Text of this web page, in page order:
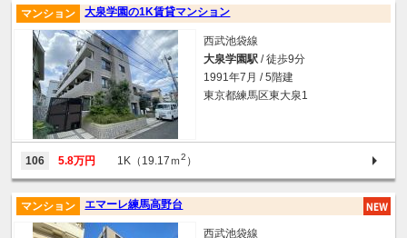
大泉学園の1K賃貸マンション
マンション
西武池袋線
大泉学園駅 / 徒歩9分
1991年7月 / 5階建
東京都練馬区東大泉1
106 5.8万円 1K（19.17ｍ2 ）
エマーレ練馬高野台
マンション
西武池袋線